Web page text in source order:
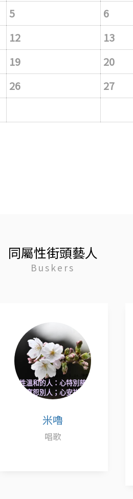
5 6
12 13
19 20
26 27
同屬性街頭藝人
Buskers
米嚕
唱歌